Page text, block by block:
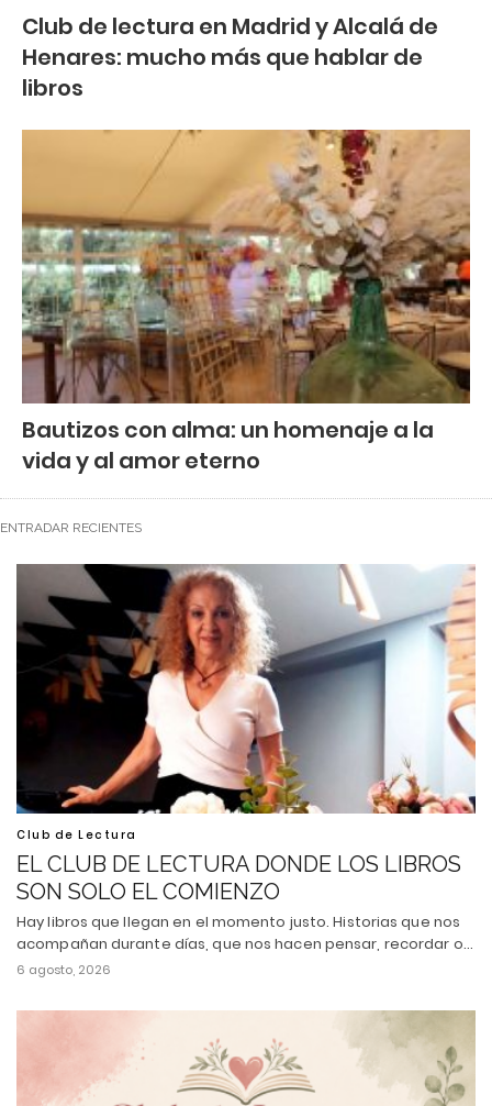
Club de lectura en Madrid y Alcalá de
Henares: mucho más que hablar de
libros
Bautizos con alma: un homenaje a la
vida y al amor eterno
ENTRADAR RECIENTES
Club de Lectura
EL CLUB DE LECTURA DONDE LOS LIBROS
SON SOLO EL COMIENZO
Hay libros que llegan en el momento justo. Historias que nos
acompañan durante días, que nos hacen pensar, recordar o…
6 agosto, 2026